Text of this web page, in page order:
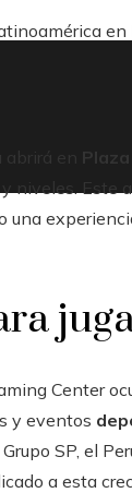
en
en Plaza
niveles.
una
Center
y eventos
SP, el
a esta